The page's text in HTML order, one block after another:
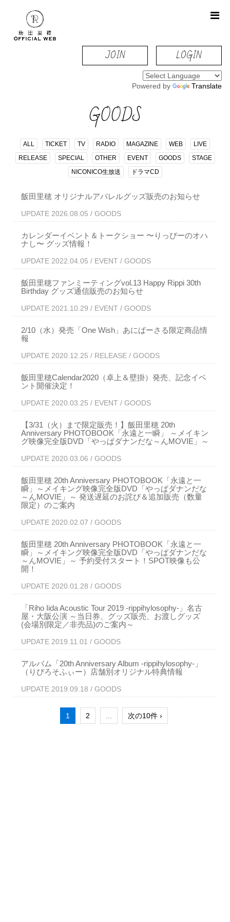
JOIN LOGIN
Powered by Translate
GOODS
ALL TICKET TV RADIO MAGAZINE WEB
LIVE
RELEASE
SPECIAL OTHER EVENT GOODS
STAGE
NICONICO生放送
ドラマCD
飯田里穂 オリジナルアパレルグッズ販売のお知らせ
UPDATE 2026.08.05 / GOODS
カレンダーイベント＆トークショー 〜りっぴーのオハ
ナし〜 グッズ情報！
UPDATE 2022.04.05 / EVENT / GOODS
飯田里穂ファンミーティングvol.13 Happy Rippi 30th
Birthday グッズ通信販売のお知らせ
UPDATE 2021.10.29 / EVENT / GOODS
2/10（水）発売「One Wish」あにばーさる限定商品情
報
UPDATE 2020.12.25 / RELEASE / GOODS
飯田里穂Calendar2020（卓上＆壁掛）発売、記念イベ
ント開催決定！
UPDATE 2020.03.25 / EVENT / GOODS
【3/31（火）まで限定販売！】飯田里穂 20th
Anniversary PHOTOBOOK「永遠と一瞬」 ～メイキン
グ映像完全版DVD「やっぱダナンだな～んMOVIE」～
UPDATE 2020.03.06 / GOODS
飯田里穂 20th Anniversary PHOTOBOOK「永遠と一
瞬」～メイキング映像完全版DVD「やっぱダナンだな
～んMOVIE」～ 発送遅延のお詫び＆追加販売（数量
限定）のご案内
UPDATE 2020.02.07 / GOODS
飯田里穂 20th Anniversary PHOTOBOOK「永遠と一
瞬」～メイキング映像完全版DVD「やっぱダナンだな
～んMOVIE」～ 予約受付スタート！SPOT映像も公
開！
UPDATE 2020.01.28 / GOODS
「Riho Iida Acoustic Tour 2019 -rippihylosophy-」名古
屋・大阪公演 ～当日券、グッズ販売、お渡しグッズ
(会場別限定／非売品)のご案内～
UPDATE 2019.11.01 / GOODS
アルバム「20th Anniversary Album -rippihylosophy-」
（りぴろそふぃー）店舗別オリジナル特典情報
UPDATE 2019.09.18 / GOODS
1 2 ... 次の10件 ›